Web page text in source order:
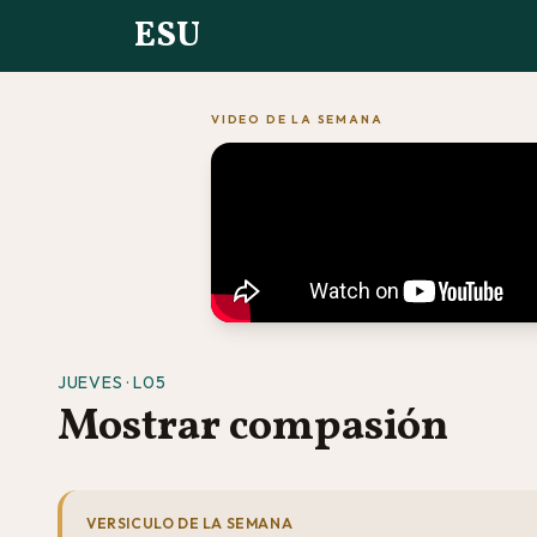
ESU
VIDEO DE LA SEMANA
JUEVES · L05
Mostrar compasión
VERSICULO DE LA SEMANA